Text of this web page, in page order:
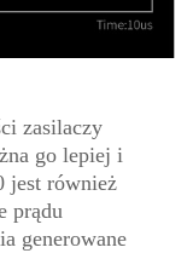
zasilaczy
go lepiej i
jest również
prądu
generowane